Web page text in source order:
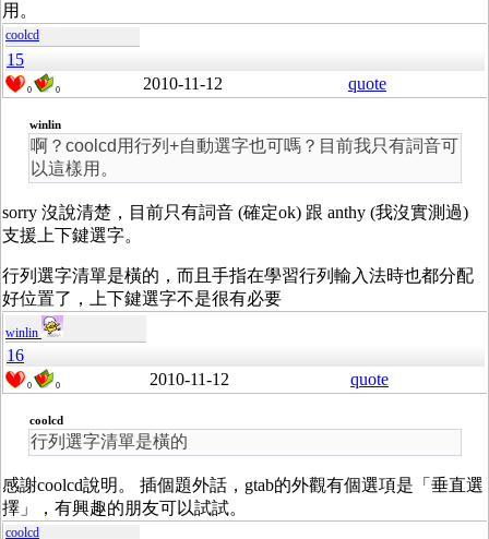
用。
coolcd
15
0 0 2010-11-12 quote
winlin
啊？coolcd用行列+自動選字也可嗎？目前我只有詞音可
以這樣用。
sorry 沒說清楚，目前只有詞音 (確定ok) 跟 anthy (我沒實測過)
支援上下鍵選字。
行列選字清單是橫的，而且手指在學習行列輸入法時也都分配
好位置了，上下鍵選字不是很有必要
winlin
16
0 0 2010-11-12 quote
coolcd
行列選字清單是橫的
感謝coolcd說明。 插個題外話，gtab的外觀有個選項是「垂直選
擇」，有興趣的朋友可以試試。
coolcd